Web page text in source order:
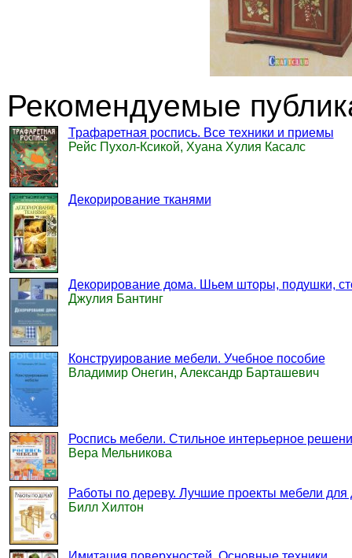
Рекомендуемые
Трафаретная роспись. Все техники и приемы
Рейс Пухол-Ксикой, Хуана Хулия Касалс
Декорирование тканями
Декорирование дома. Шьем шторы, подушки,
Джулия Бантинг
Конструирование мебели. Учебное пособие
Владимир Онегин, Александр Барташевич
Роспись мебели. Стильное интерьерное
Вера Мельникова
Работы по дереву. Лучшие проекты мебели для
Билл Хилтон